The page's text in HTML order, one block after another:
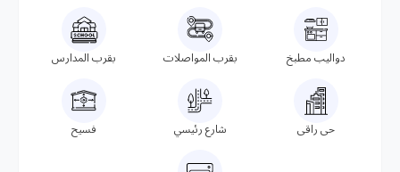
دواليب مطبخ بقرب المواصلات بقرب المدارس
حى راقى شارع رئيسي فسيح